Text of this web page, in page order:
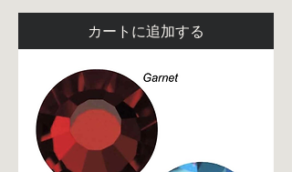
カートに追加する